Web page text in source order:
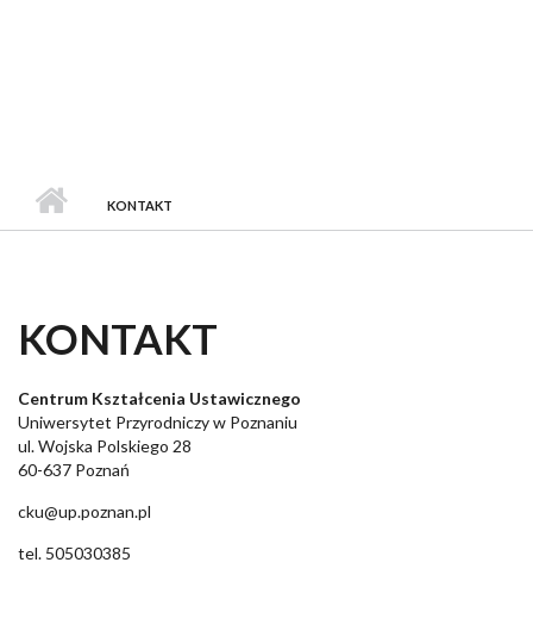
KONTAKT
KONTAKT
Centrum Kształcenia Ustawicznego
Uniwersytet Przyrodniczy w Poznaniu
ul. Wojska Polskiego 28
60-637 Poznań
cku@up.poznan.pl
tel. 505030385